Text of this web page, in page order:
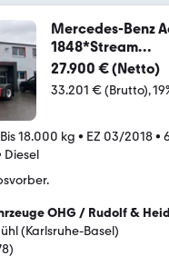
Mercedes-Benz
1848*Stream
27.900 € (Netto)
33.201 € (Brutto)
Bis 18.000 kg • EZ 03/2018•
Diesel
OHG / Rudolf &
(Karlsruhe-Basel)
)